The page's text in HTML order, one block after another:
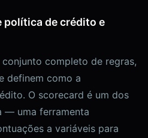
política de crédito e
completo de regras,
definem como a
O scorecard é um dos
— uma ferramenta
a variáveis para